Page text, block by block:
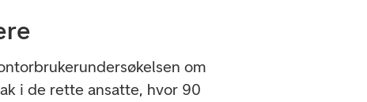
om
i de rette ansatte, hvor 90